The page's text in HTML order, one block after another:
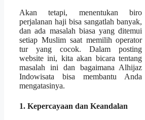
Akan tetapi, menentukan biro
perjalanan haji bisa sangatlah banyak,
dan ada masalah biasa yang ditemui
setiap Muslim saat memilih operator
tur yang cocok. Dalam posting
website ini, kita akan bicara tentang
masalah ini dan bagaimana Alhijaz
Indowisata bisa membantu Anda
mengatasinya.
1. Kepercayaan dan Keandalan